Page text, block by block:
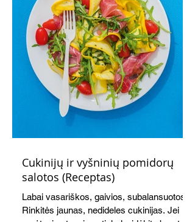
skaniai dera gaivus aviečių ir apelsinų
kokteilis.
Cukinijų ir vyšninių pomidorų
salotos (Receptas)
Labai vasariškos, gaivios, subalansuotos.
Rinkitės jaunas, nedideles cukinijas. Jei